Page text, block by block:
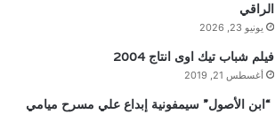
الراقي
يونيو 23, 2026
فيلم شباب تيك اوى انتاج 2004
أغسطس 21, 2019
“ابن الأصول” سيمفونية إبداع علي مسرح ميامي